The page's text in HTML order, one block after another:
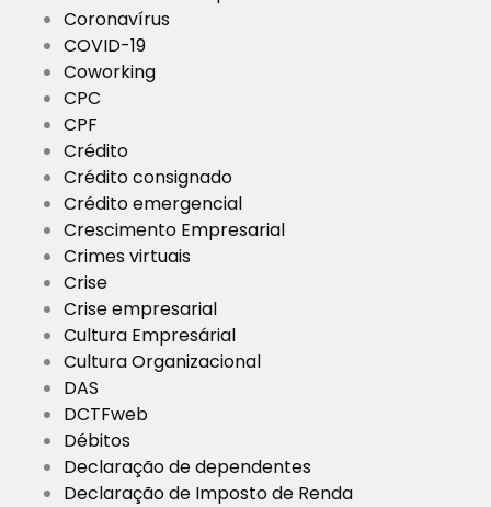
Coronavírus
COVID-19
Coworking
CPC
CPF
Crédito
Crédito consignado
Crédito emergencial
Crescimento Empresarial
Crimes virtuais
Crise
Crise empresarial
Cultura Empresárial
Cultura Organizacional
DAS
DCTFweb
Débitos
Declaração de dependentes
Declaração de Imposto de Renda